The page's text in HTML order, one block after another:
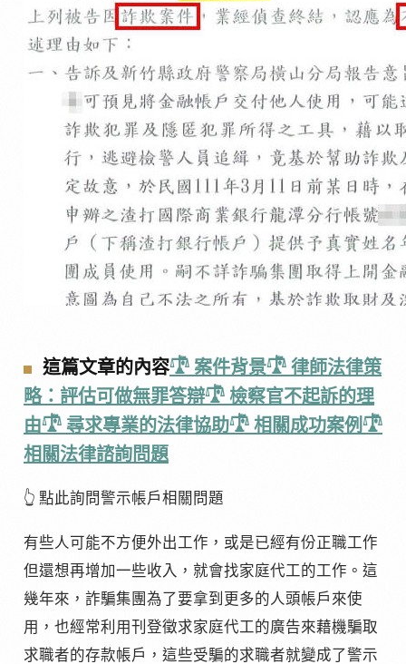
這篇文章的內容𓍝 案件背景𓍝 律師法律策
略：評估可做無罪答辯𓍝 檢察官不起訴的理
由𓍝 尋求專業的法律協助𓍝 相關成功案例𓍝
相關法律諮詢問題
👆 點此詢問警示帳戶相關問題
有些人可能不方便外出工作，或是已經有份正職工作
但還想再增加一些收入，就會找家庭代工的工作。這
幾年來，詐騙集團為了要拿到更多的人頭帳戶來使
用，也經常利用刊登徵求家庭代工的廣告來藉機騙取
求職者的存款帳戶，這些受騙的求職者就變成了警示